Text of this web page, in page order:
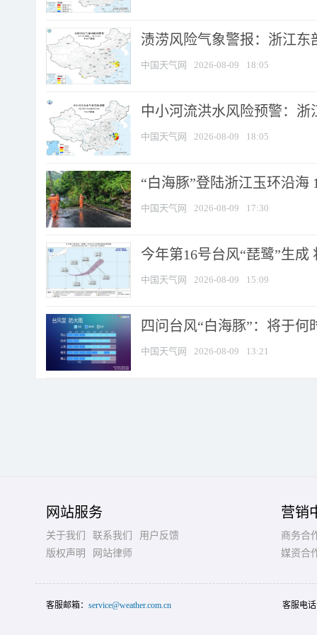
渍涝风险气象警报：浙江
中国天气网 2026-08-09 18:05
中小河流洪水风险预警：
中国天气网 2026-08-09 18:05
“白海豚”登陆浙江玉环沿海
中国天气网 2026-08-09 17:30
今年第16号台风“琵鹭”生
中国天气网 2026-08-09 15:09
四问台风“白海豚”：将于
中国天气网 2026-08-09 13:21
网站服务
关于我们 联系我们
用户反馈
版权声明
网站律师
营销
商务合
媒资合
客服邮箱： service@weather.com.cn 客服电